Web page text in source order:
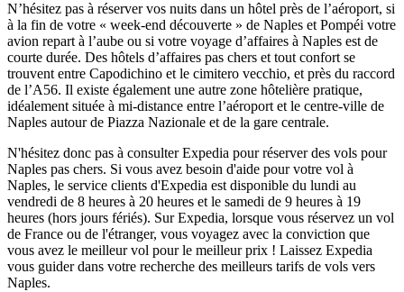
N’hésitez pas à réserver vos nuits dans un hôtel près de l’aéroport, si
à la fin de votre « week-end découverte » de Naples et Pompéi votre
avion repart à l’aube ou si votre voyage d’affaires à Naples est de
courte durée. Des hôtels d’affaires pas chers et tout confort se
trouvent entre Capodichino et le cimitero vecchio, et près du raccord
de l’A56. Il existe également une autre zone hôtelière pratique,
idéalement située à mi-distance entre l’aéroport et le centre-ville de
Naples autour de Piazza Nazionale et de la gare centrale.
N'hésitez donc pas à consulter Expedia pour réserver des vols pour
Naples pas chers. Si vous avez besoin d'aide pour votre vol à
Naples, le service clients d'Expedia est disponible du lundi au
vendredi de 8 heures à 20 heures et le samedi de 9 heures à 19
heures (hors jours fériés). Sur Expedia, lorsque vous réservez un vol
de France ou de l'étranger, vous voyagez avec la conviction que
vous avez le meilleur vol pour le meilleur prix ! Laissez Expedia
vous guider dans votre recherche des meilleurs tarifs de vols vers
Naples.